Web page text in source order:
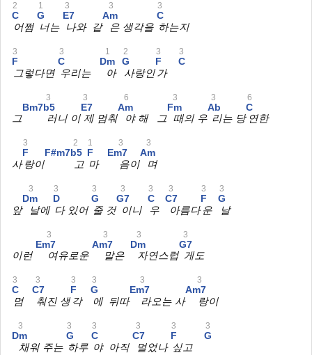
C
2
어쩜
G
1
너는
E7
3
나와 같
Am
3
은 생각을
C
3
하는지
F
3
그렇다면
C
3
우리는
Dm
1
아
G
2
사랑인
F
3
가
C
3
그
Bm7b5
3
러니 이
E7
3
제 멈춰
Am
6
야 해 그
Fm
3
때의 우
Ab
3
리는 당
C
6
연한
사
F
3
랑이
F#m7b5
2
고
F
1
마
Em7
3
음이
Am
3
며
앞
Dm
3
날에
D
3
다 있어
G
3
줄 것
G7
3
이니
C
3
우
C7
3
아름다
F
3
운
G
3
날
이런
Em7
3
여유로운
Am7
3
말은
Dm
3
자연스럽
G7
3
게도
C
3
멈
C7
3
춰진 생
F
3
각
G
3
에 뒤따
Em7
3
라오는 사
Am7
3
랑이
Dm
3
채워 주는
G
3
하루
C
3
야 아직
C7
3
멀었나
F
3
싶고
G
3